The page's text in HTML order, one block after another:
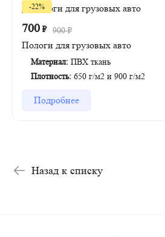
-22%
700 ₽ 900₽
Пологи для грузовых авто
Материал: ПВХ ткань
Плотность: 650 г/м2 и 900 г/м2
Подробнее
Назад к списку